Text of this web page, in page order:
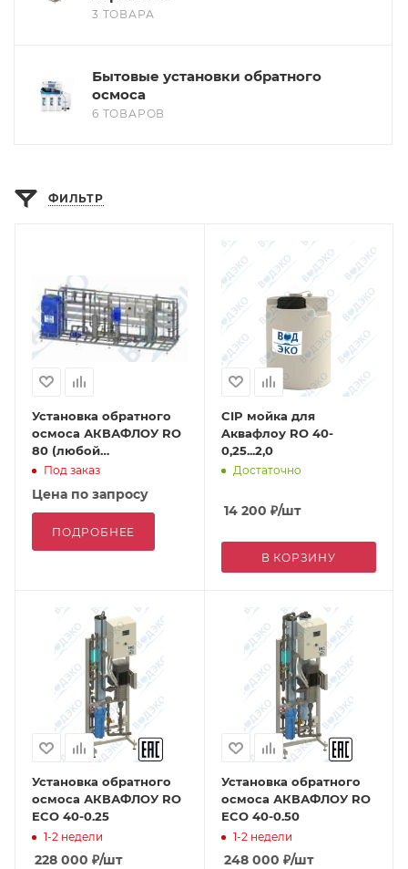
3 ТОВАРА
Бытовые установки обратного
осмоса
6 ТОВАРОВ
ФИЛЬТР
Установка обратного
осмоса АКВАФЛОУ RO
80 (любой
производительности)
Под заказ
Цена по запросу
ПОДРОБНЕЕ
CIP мойка для
Aквафлоу RO 40-
0,25...2,0
Достаточно
14 200 ₽/шт
В КОРЗИНУ
Установка обратного
осмоса АКВАФЛОУ RO
ECO 40-0.25
1-2 недели
228 000 ₽/шт
Установка обратного
осмоса АКВАФЛОУ RO
ECO 40-0.50
1-2 недели
248 000 ₽/шт